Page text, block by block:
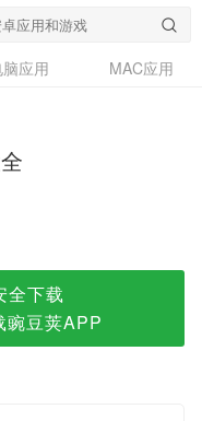
脑应用
MAC应用
全下载
豌豆荚APP